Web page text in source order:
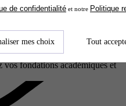
préparatoire économique et
deuxième année de classe
fondations académiques et
de confidentialité et notre Politique
mes choix Tout